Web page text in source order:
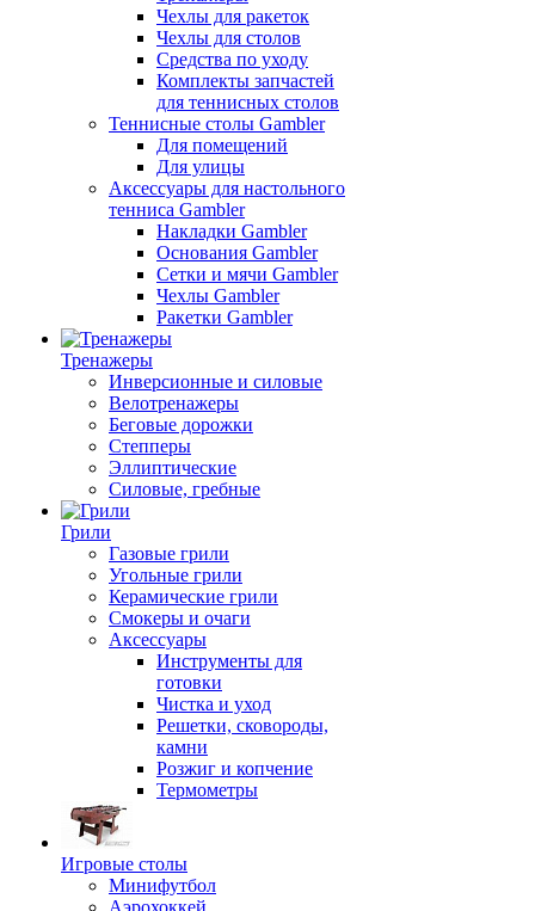
Чехлы для ракеток
Чехлы для столов
Средства по уходу
Комплекты запчастей
для теннисных столов
Теннисные столы Gambler
Для помещений
Для улицы
Аксессуары для настольного
тенниса Gambler
Накладки Gambler
Основания Gambler
Сетки и мячи Gambler
Чехлы Gambler
Ракетки Gambler
Тренажеры
Инверсионные и силовые
Велотренажеры
Беговые дорожки
Степперы
Эллиптические
Силовые, гребные
Грили
Газовые грили
Угольные грили
Керамические грили
Смокеры и очаги
Аксессуары
Инструменты для
готовки
Чистка и уход
Решетки, сковороды,
камни
Розжиг и копчение
Термометры
Игровые столы
Минифутбол
Аэрохоккей